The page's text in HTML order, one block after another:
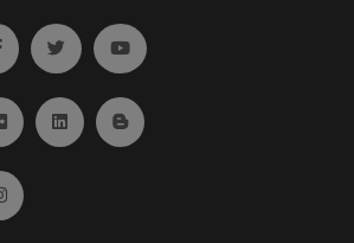
Ir a facebook (abre en ventana nueva)
Ir a twitter (abre en ventana nueva)
Ir a YouTube (abre en
Ir a Flickr (abre en ventana nueva)
Ir a Linkedin (abre en ventana nueva)
Ir al Blog (abre en ventana
Ir a Instagram (abre en ventana nueva)